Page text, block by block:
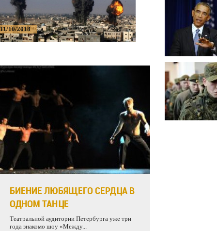
11/10/2018
БИЕНИЕ ЛЮБЯЩЕГО СЕРДЦА В
ОДНОМ ТАНЦЕ
Театральной аудитории Петербурга уже три
года знакомо шоу «Между...